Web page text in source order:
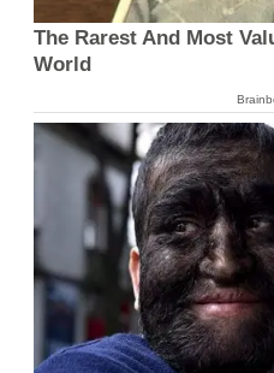
The Rarest And Most
World